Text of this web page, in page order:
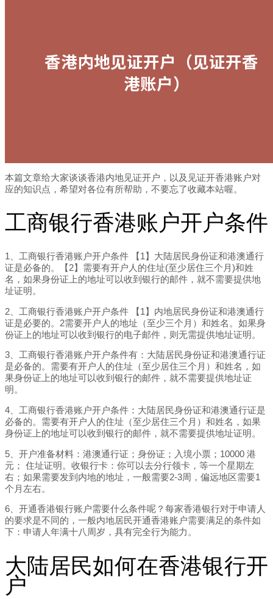
本篇文章给大家谈谈香港内地见证开户，以及见证开香港账户对
应的知识点，希望对各位有所帮助，不要忘了收藏本站喔。
工商银行香港账户开户条件
1、工商银行香港账户开户条件 【1】大陆居民身份证和港澳通行
证是必备的。【2】需要有开户人的住址(至少居住三个月)和姓
名，如果身份证上的地址可以收到银行的邮件，就不需要提供地
址证明。
2、工商银行香港账户开户条件 【1】内地居民身份证和港澳通行
证是必要的。2需要开户人的地址（至少三个月）和姓名。如果身
份证上的地址可以收到银行的电子邮件，则无需提供地址证明。
3、工商银行香港账户开户条件有：大陆居民身份证和港澳通行证
是必备的。需要有开户人的住址（至少居住三个月）和姓名，如
果身份证上的地址可以收到银行的邮件，就不需要提供地址证
明。
4、工商银行香港账户开户条件：大陆居民身份证和港澳通行证是
必备的。需要有开户人的住址（至少居住三个月）和姓名，如果
身份证上的地址可以收到银行的邮件，就不需要提供地址证明。
5、开户准备材料：港澳通行证；身份证；入境小票；10000 港
元； 住址证明。收银行卡：你可以去分行领卡，等一个星期左
右；如果需要发到内地的地址，一般需要2-3周，偏远地区需要1
个月左右。
6、开通香港银行账户需要什么条件呢？每家香港银行对于申请人
的要求是不同的，一般内地居民开通香港账户需要满足的条件如
下：申请人年满十八周岁，具有完全行为能力。
大陆居民如何在香港银行开
户